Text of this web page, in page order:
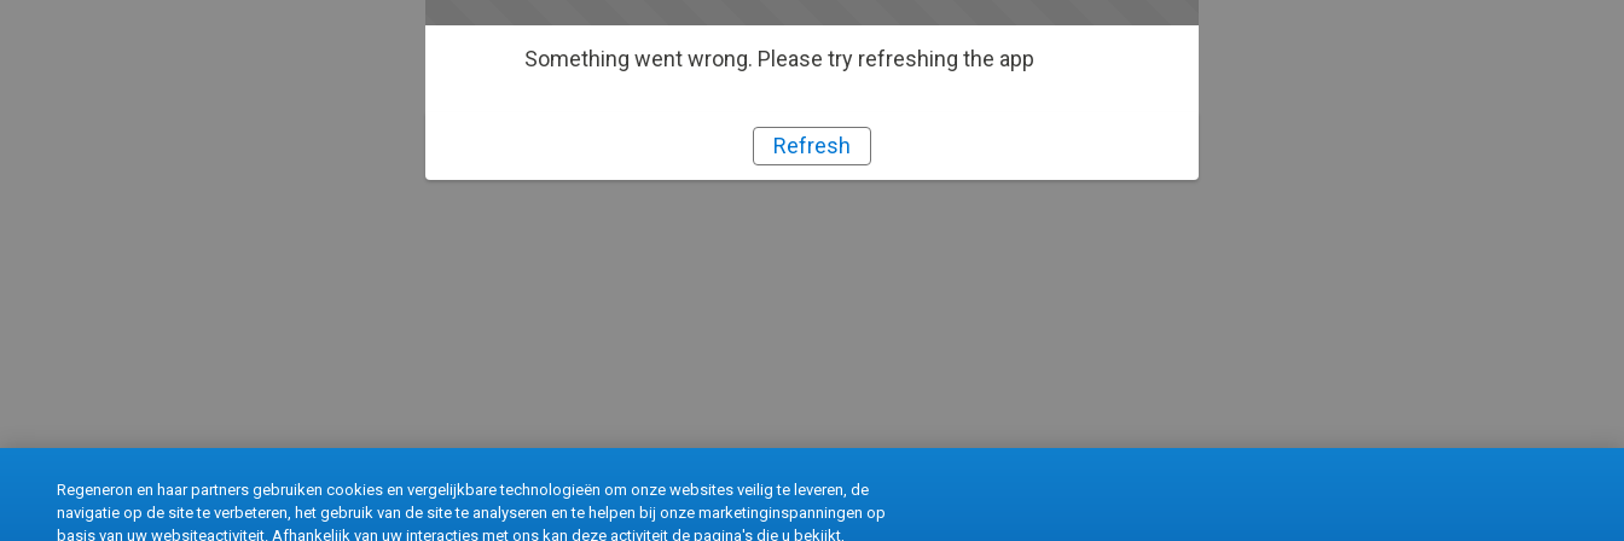
Something went wrong. Please try refreshing the app
Refresh
Regeneron en haar partners gebruiken cookies en vergelijkbare technologieën om onze websites veilig te leveren, de
navigatie op de site te verbeteren, het gebruik van de site te analyseren en te helpen bij onze marketinginspanningen op
basis van uw websiteactiviteit. Afhankelijk van uw interacties met ons kan deze activiteit de pagina's die u bekijkt,